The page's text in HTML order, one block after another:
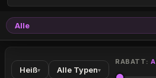
Alle
Heiß▾ Alle Typen▾
RABATT: